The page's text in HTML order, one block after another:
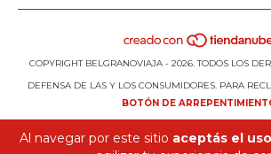
Al navegar por este sitio aceptás el
COPYRIGHT BELGRANOVIAJA - 2026. TODOS LOS
DEFENSA DE LAS Y LOS CONSUMIDORES. PARA
BOTÓN DE